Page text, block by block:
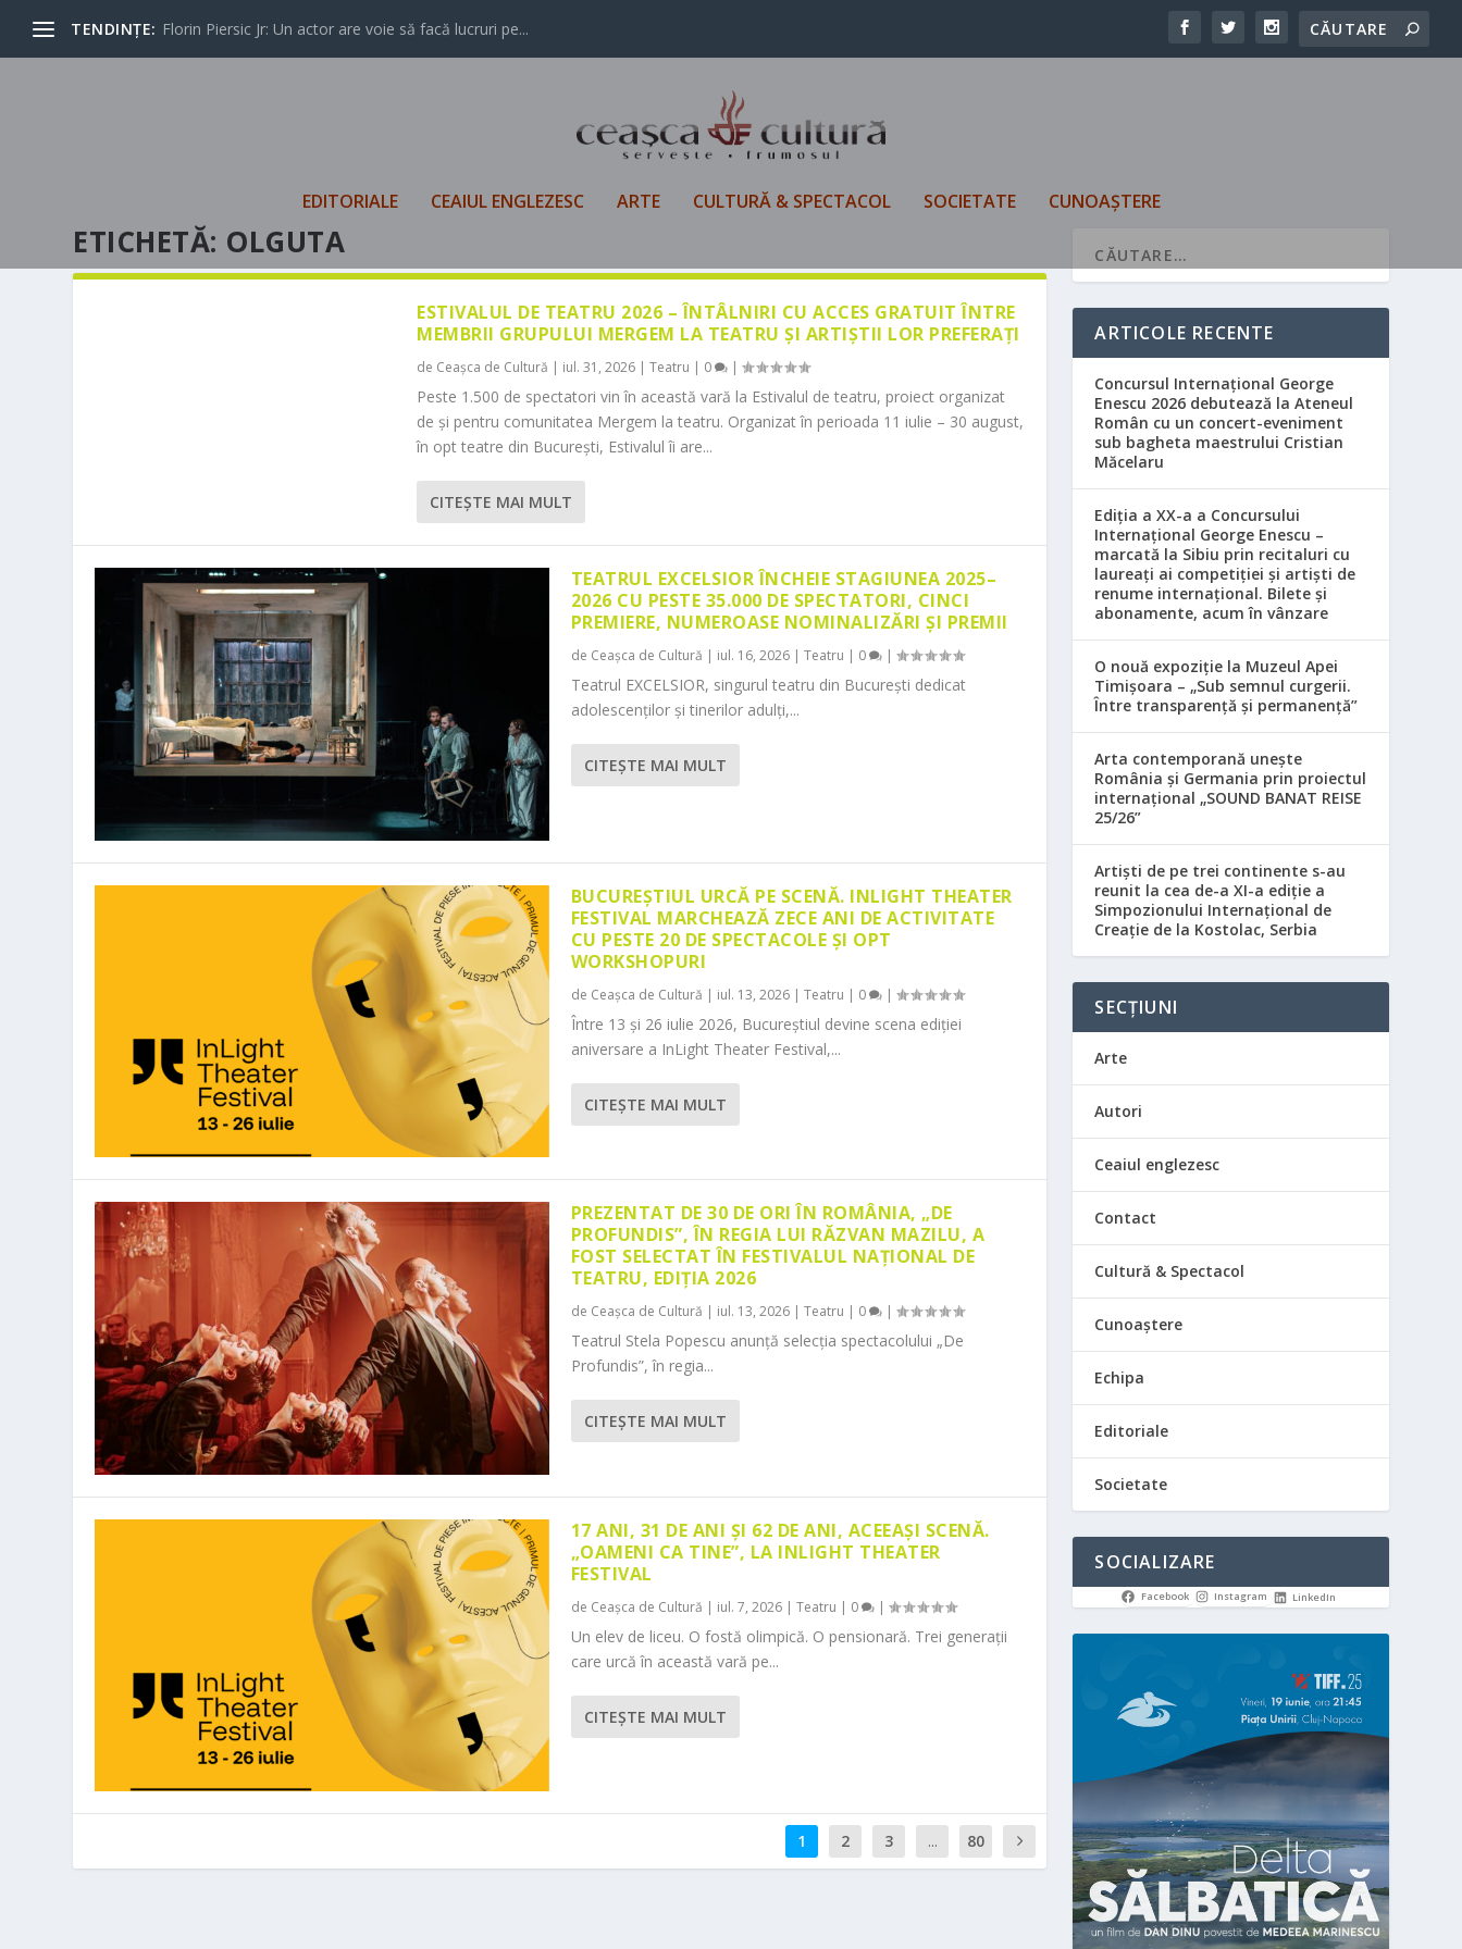
TENDINȚE: Florin Piersic Jr: Un actor are voie să facă lucruri pe...
EDITORIALE CEAIUL ENGLEZESC ARTE CULTURĂ & SPECTACOL SOCIETATE CUNOAȘTERE
ETICHETĂ: OLGUTA
ESTIVALUL DE TEATRU 2026 – ÎNTÂLNIRI CU ACCES GRATUIT ÎNTRE
MEMBRII GRUPULUI MERGEM LA TEATRU ȘI ARTIȘTII LOR PREFERAȚI
de Ceașca de Cultură | iul. 31, 2026 |Teatru | 0 |
Peste 1.500 de spectatori vin în această vară la Estivalul de teatru, proiect organizat
de și pentru comunitatea Mergem la teatru. Organizat în perioada 11 iulie – 30 august,
în opt teatre din București, Estivalul îi are...
CITEŞTE MAI MULT
TEATRUL EXCELSIOR ÎNCHEIE STAGIUNEA 2025–
2026 CU PESTE 35.000 DE SPECTATORI, CINCI
PREMIERE, NUMEROASE NOMINALIZĂRI ȘI PREMII
de Ceașca de Cultură | iul. 16, 2026| Teatru | 0 |
Teatrul EXCELSIOR, singurul teatru din București dedicat
adolescenților și tinerilor adulți,...
CITEŞTE MAI MULT
BUCUREȘTIUL URCĂ PE SCENĂ. INLIGHT THEATER
FESTIVAL MARCHEAZĂ ZECE ANI DE ACTIVITATE
CU PESTE 20 DE SPECTACOLE ȘI OPT
WORKSHOPURI
de Ceașca de Cultură | iul. 13, 2026| Teatru | 0 |
Între 13 și 26 iulie 2026, Bucureștiul devine scena ediției
aniversare a InLight Theater Festival,...
CITEŞTE MAI MULT
PREZENTAT DE 30 DE ORI ÎN ROMÂNIA, „DE
PROFUNDIS”, ÎN REGIA LUI RĂZVAN MAZILU, A
FOST SELECTAT ÎN FESTIVALUL NAȚIONAL DE
TEATRU, EDIȚIA 2026
de Ceașca de Cultură | iul. 13, 2026| Teatru | 0 |
Teatrul Stela Popescu anunță selecția spectacolului „De
Profundis”, în regia...
CITEŞTE MAI MULT
17 ANI, 31 DE ANI ȘI 62 DE ANI, ACEEAȘI SCENĂ.
„OAMENI CA TINE”, LA INLIGHT THEATER
FESTIVAL
de Ceașca de Cultură | iul. 7, 2026| Teatru | 0 |
Un elev de liceu. O fostă olimpică. O pensionară. Trei generații
care urcă în această vară pe...
CITEŞTE MAI MULT
1 2 3 ... 80
ARTICOLE RECENTE
Concursul Internațional George
Enescu 2026 debutează la Ateneul
Român cu un concert-eveniment
sub bagheta maestrului Cristian
Măcelaru
Ediția a XX-a a Concursului
Internațional George Enescu –
marcată la Sibiu prin recitaluri cu
laureați ai competiției și artiști de
renume internațional. Bilete și
abonamente, acum în vânzare
O nouă expoziție la Muzeul Apei
Timișoara – „Sub semnul curgerii.
Între transparență și permanență”
Arta contemporană unește
România și Germania prin proiectul
internațional „SOUND BANAT REISE
25/26”
Artiști de pe trei continente s-au
reunit la cea de-a XI-a ediție a
Simpozionului Internațional de
Creație de la Kostolac, Serbia
SECȚIUNI
Arte
Autori
Ceaiul englezesc
Contact
Cultură & Spectacol
Cunoaștere
Echipa
Editoriale
Societate
SOCIALIZARE
Facebook Instagram LinkedIn